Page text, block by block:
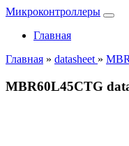
Микроконтроллеры
Главная
Главная » datasheet »
MBR60L45CTG